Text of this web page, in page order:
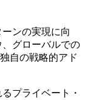
ンの実現に向
グローバルでの
自の戦略的アド
プライベート・